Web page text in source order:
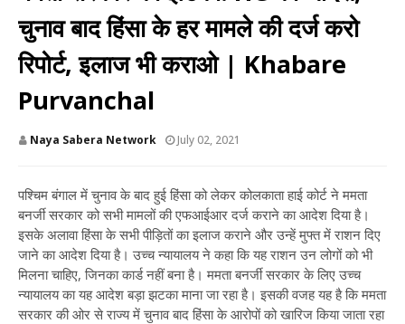
चुनाव बाद हिंसा के हर मामले की दर्ज करो
रिपोर्ट, इलाज भी कराओ | Khabare
Purvanchal
Naya Sabera Network July 02, 2021
पश्चिम बंगाल में चुनाव के बाद हुई हिंसा को लेकर कोलकाता हाई कोर्ट ने ममता
बनर्जी सरकार को सभी मामलों की एफआईआर दर्ज कराने का आदेश दिया है।
इसके अलावा हिंसा के सभी पीड़ितों का इलाज कराने और उन्हें मुफ्त में राशन दिए
जाने का आदेश दिया है। उच्च न्यायालय ने कहा कि यह राशन उन लोगों को भी
मिलना चाहिए, जिनका कार्ड नहीं बना है। ममता बनर्जी सरकार के लिए उच्च
न्यायालय का यह आदेश बड़ा झटका माना जा रहा है। इसकी वजह यह है कि ममता
सरकार की ओर से राज्य में चुनाव बाद हिंसा के आरोपों को खारिज किया जाता रहा